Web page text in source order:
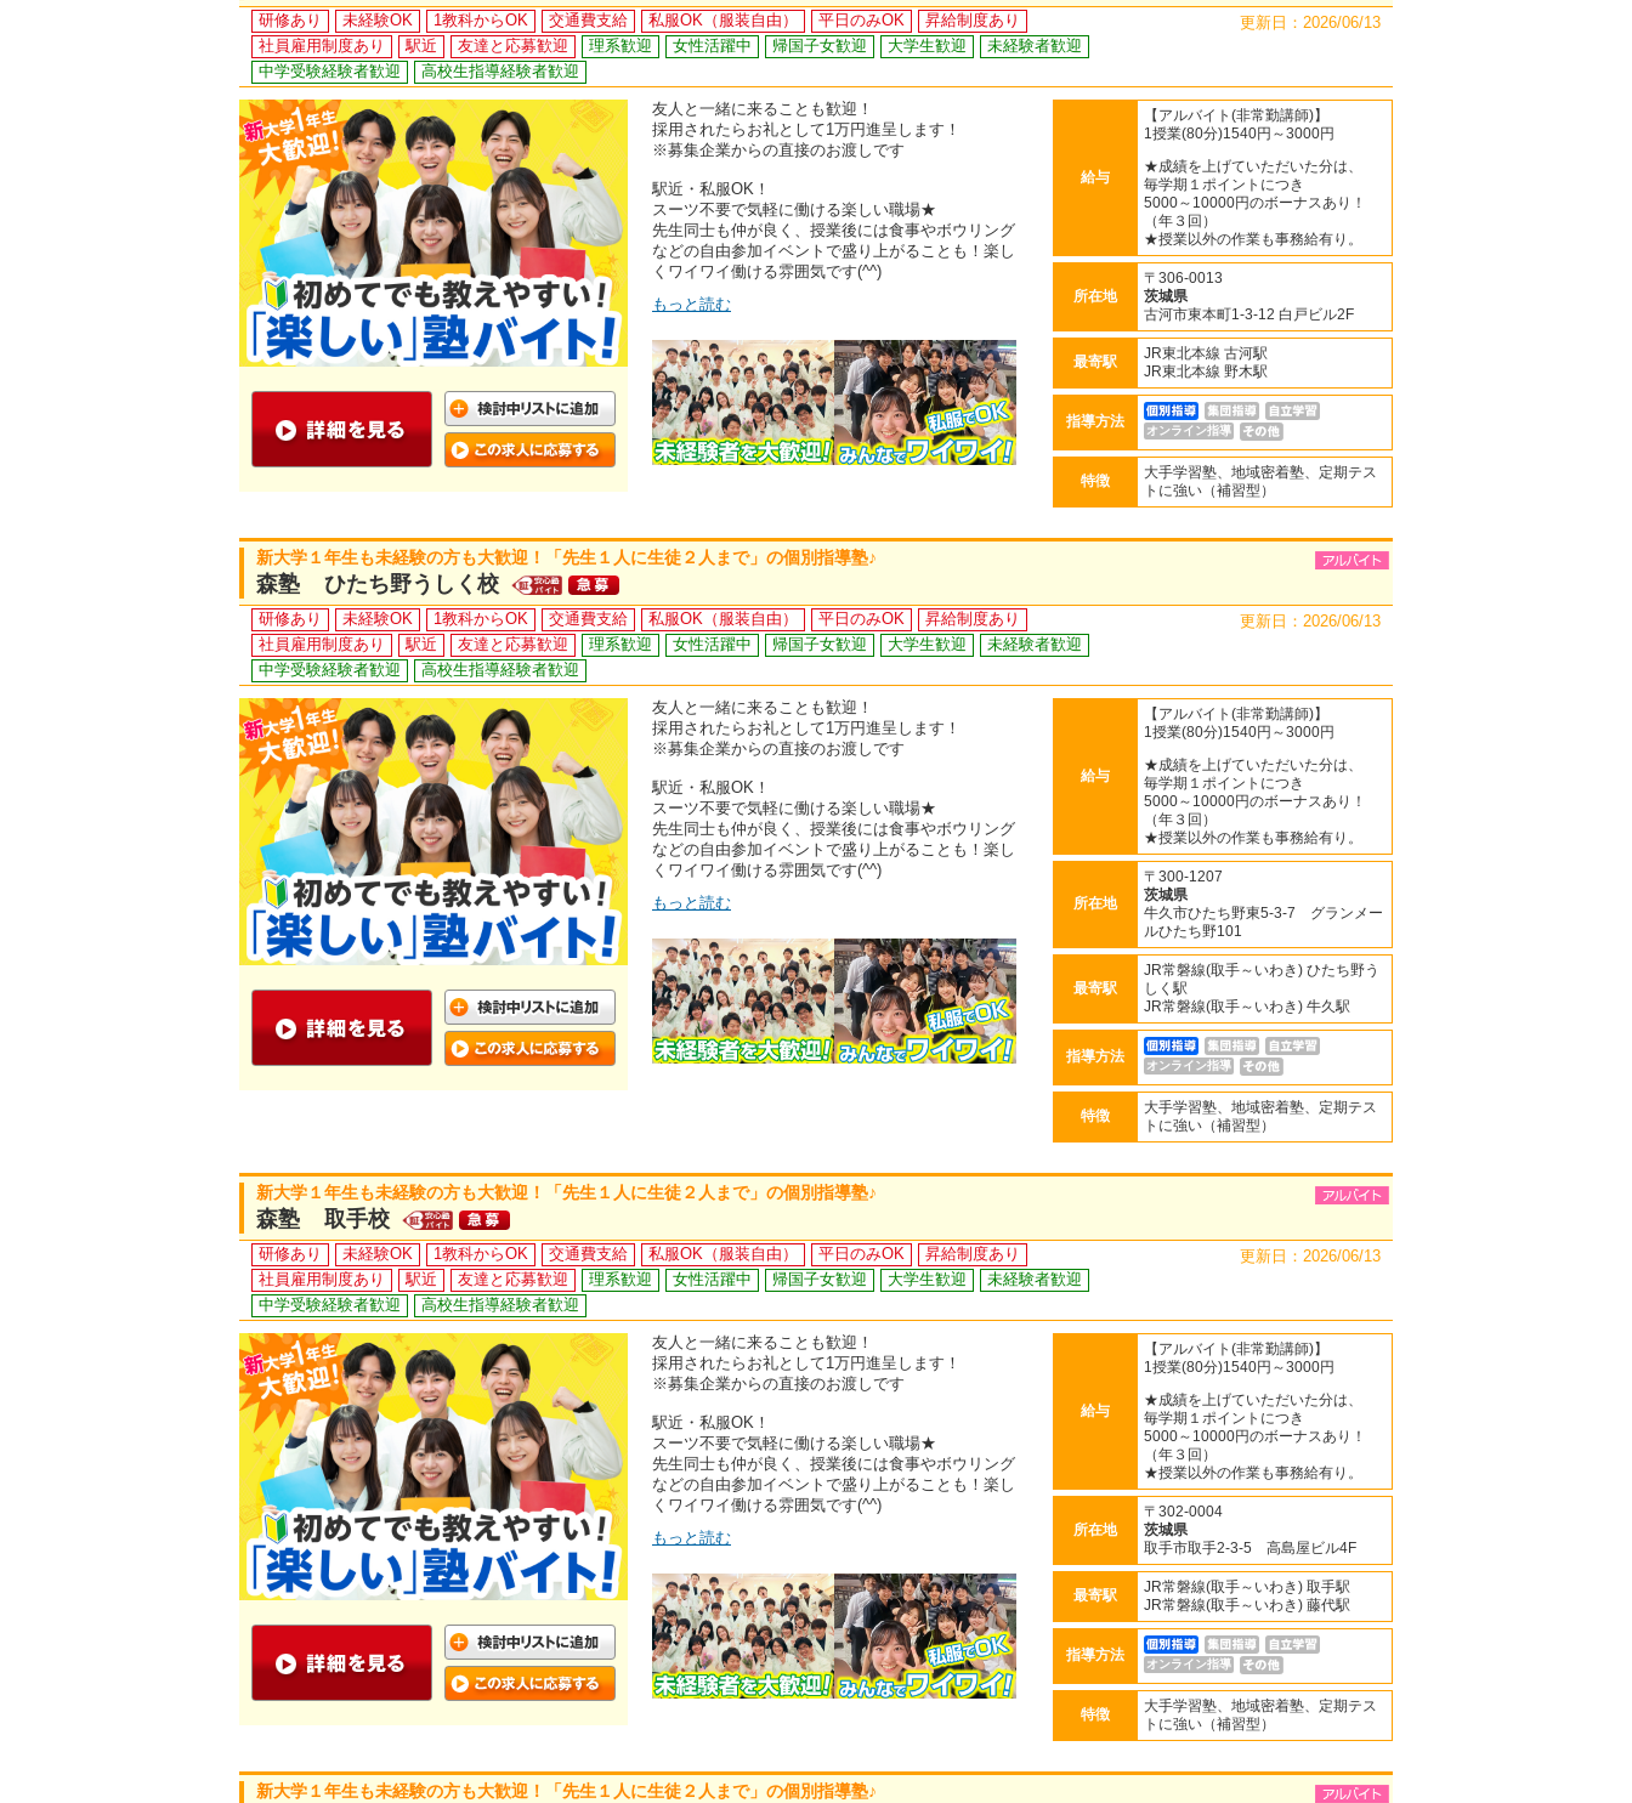
研修あり 未経験OK 1教科からOK 交通費支給 私服OK（服装自由） 平日のみOK
昇給制度あり
社員雇用制度あり
駅近 友達と応募歓迎 理系歓迎 女性活躍中 帰国子女歓迎 大学生歓迎
未経験者歓迎
中学受験経験者歓迎
高校生指導経験者歓迎
更新日：2026/06/13
友人と一緒に来ることも歓迎！
採用されたらお礼として1万円進呈します！
※募集企業からの直接のお渡しです
駅近・私服OK！
スーツ不要で気軽に働ける楽しい職場★
先生同士も仲が良く、授業後には食事やボウリング
などの自由参加イベントで盛り上がることも！楽し
くワイワイ働ける雰囲気です(^^)
もっと読む
給与
【アルバイト(非常勤講師)】
1授業(80分)1540円～3000円
★成績を上げていただいた分は、
毎学期１ポイントにつき
5000～10000円のボーナスあり！
（年３回）
★授業以外の作業も事務給有り。
所在地
〒306-0013
茨城県
古河市東本町1-3-12 白戸ビル2F
最寄駅
JR東北本線 古河駅
JR東北本線 野木駅
指導方法
オンライン指導
特徴
大手学習塾、地域密着塾、定期テス
トに強い（補習型）
新大学１年生も未経験の方も大歓迎！「先生１人に生徒２人まで」の個別指導塾♪
森塾 ひたち野うしく校
研修あり 未経験OK 1教科からOK 交通費支給 私服OK（服装自由） 平日のみOK
昇給制度あり
社員雇用制度あり
駅近 友達と応募歓迎 理系歓迎 女性活躍中 帰国子女歓迎 大学生歓迎
未経験者歓迎
中学受験経験者歓迎
高校生指導経験者歓迎
更新日：2026/06/13
友人と一緒に来ることも歓迎！
採用されたらお礼として1万円進呈します！
※募集企業からの直接のお渡しです
駅近・私服OK！
スーツ不要で気軽に働ける楽しい職場★
先生同士も仲が良く、授業後には食事やボウリング
などの自由参加イベントで盛り上がることも！楽し
くワイワイ働ける雰囲気です(^^)
もっと読む
給与
【アルバイト(非常勤講師)】
1授業(80分)1540円～3000円
★成績を上げていただいた分は、
毎学期１ポイントにつき
5000～10000円のボーナスあり！
（年３回）
★授業以外の作業も事務給有り。
所在地
〒300-1207
茨城県
牛久市ひたち野東5-3-7 グランメー
ルひたち野101
最寄駅
JR常磐線(取手～いわき) ひたち野う
しく駅
JR常磐線(取手～いわき) 牛久駅
指導方法
オンライン指導
特徴
大手学習塾、地域密着塾、定期テス
トに強い（補習型）
新大学１年生も未経験の方も大歓迎！「先生１人に生徒２人まで」の個別指導塾♪
森塾 取手校
研修あり 未経験OK 1教科からOK 交通費支給 私服OK（服装自由） 平日のみOK
昇給制度あり
社員雇用制度あり
駅近 友達と応募歓迎 理系歓迎 女性活躍中 帰国子女歓迎 大学生歓迎
未経験者歓迎
中学受験経験者歓迎
高校生指導経験者歓迎
更新日：2026/06/13
友人と一緒に来ることも歓迎！
採用されたらお礼として1万円進呈します！
※募集企業からの直接のお渡しです
駅近・私服OK！
スーツ不要で気軽に働ける楽しい職場★
先生同士も仲が良く、授業後には食事やボウリング
などの自由参加イベントで盛り上がることも！楽し
くワイワイ働ける雰囲気です(^^)
もっと読む
給与
【アルバイト(非常勤講師)】
1授業(80分)1540円～3000円
★成績を上げていただいた分は、
毎学期１ポイントにつき
5000～10000円のボーナスあり！
（年３回）
★授業以外の作業も事務給有り。
所在地
〒302-0004
茨城県
取手市取手2-3-5 高島屋ビル4F
最寄駅
JR常磐線(取手～いわき) 取手駅
JR常磐線(取手～いわき) 藤代駅
指導方法
オンライン指導
特徴
大手学習塾、地域密着塾、定期テス
トに強い（補習型）
新大学１年生も未経験の方も大歓迎！「先生１人に生徒２人まで」の個別指導塾♪